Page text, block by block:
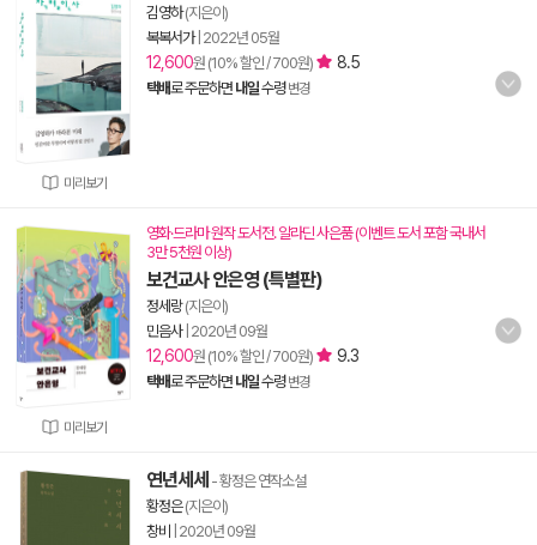
미리보기
김영하(지은이)
복복서가| 2022년 05월
12,600원 (10% 할인 / 700원) 8.5
택배로 주문하면 내일수령 변경
미리보기
영화·드라마 원작 도서전. 알라딘 사은품 (이벤트 도서 포함 국내서
3만 5천원 이상)
보건교사 안은영 (특별판)
정세랑(지은이)
민음사| 2020년 09월
12,600원 (10% 할인 / 700원) 9.3
택배로 주문하면 내일수령 변경
연년세세 - 황정은 연작소설
황정은(지은이)
창비
2020년 09월